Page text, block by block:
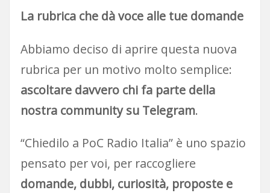
La rubrica che dà voce alle tue domande
Abbiamo deciso di aprire questa nuova
rubrica per un motivo molto semplice:
ascoltare davvero chi fa parte della
nostra community su Telegram.
“Chiedilo a PoC Radio Italia” è uno spazio
pensato per voi, per raccogliere
domande, dubbi, curiosità, proposte e